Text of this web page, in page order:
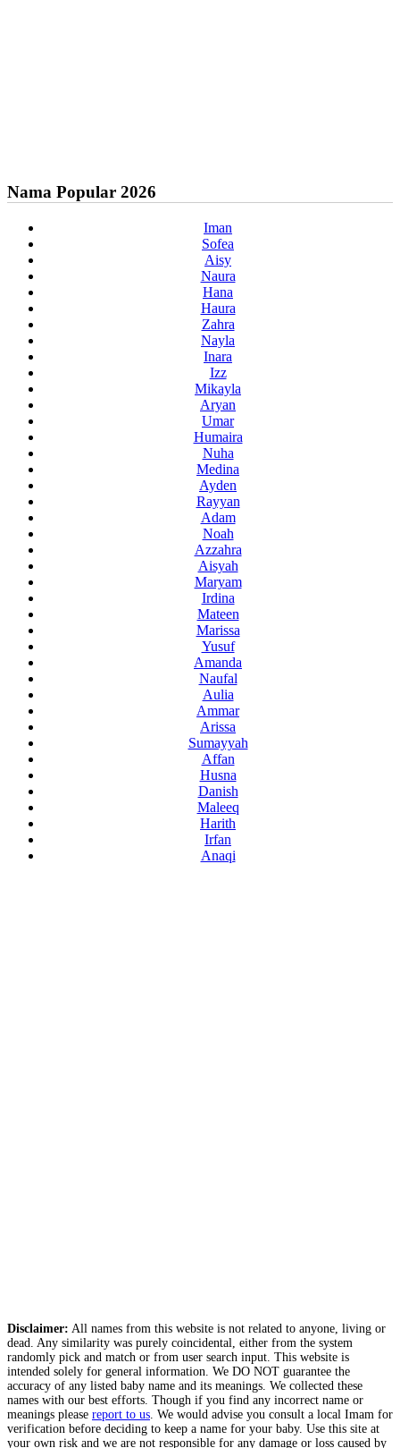
Nama Popular 2026
Iman
Sofea
Aisy
Naura
Hana
Haura
Zahra
Nayla
Inara
Izz
Mikayla
Aryan
Umar
Humaira
Nuha
Medina
Ayden
Rayyan
Adam
Noah
Azzahra
Aisyah
Maryam
Irdina
Mateen
Marissa
Yusuf
Amanda
Naufal
Aulia
Ammar
Arissa
Sumayyah
Affan
Husna
Danish
Maleeq
Harith
Irfan
Anaqi
Disclaimer: All names from this website is not related to anyone, living or
dead. Any similarity was purely coincidental, either from the system
randomly pick and match or from user search input. This website is
intended solely for general information. We DO NOT guarantee the
accuracy of any listed baby name and its meanings. We collected these
names with our best efforts. Though if you find any incorrect name or
meanings please report to us . We would advise you consult a local Imam for
verification before deciding to keep a name for your baby. Use this site at
your own risk and we are not responsible for any damage or loss caused by